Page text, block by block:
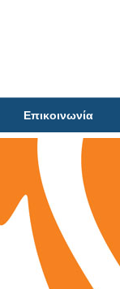
Επικοινωνία